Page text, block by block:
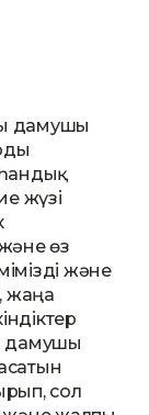
дамушы
жүзі
өз
және
жаңа
дамушы
сол